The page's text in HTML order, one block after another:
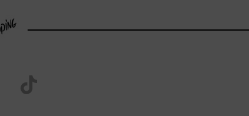
Visit